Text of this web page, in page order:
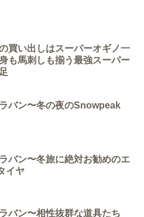
買い出しはスーパーオギノ一
も馬刺しも揃う最強スーパー
バン〜冬の夜のSnowpeak
バン〜冬旅に絶対お勧めのエ
イヤ
バン〜相性抜群な道具たち